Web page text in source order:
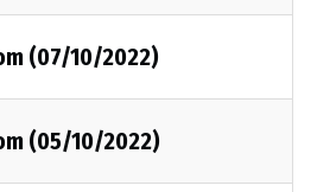
(07/10/2022)
(05/10/2022)